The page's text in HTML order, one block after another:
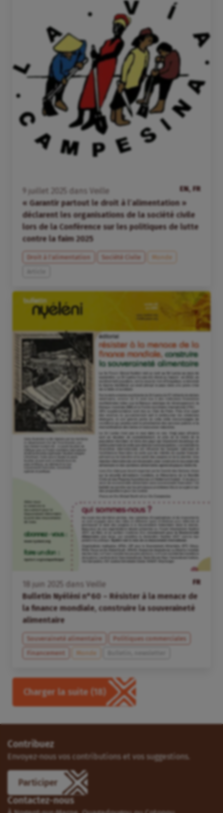
EN, FR
juillet dans
Veille
« Garantir partout le droit à l’alimentation »
déclarent les organisations de la société civile
lors de la Conférence sur les politiques de lutte
contre la faim 2025
Droit à l’alimentation Société Civile
Monde
FR
juin dans
Veille
Bulletin Nyéléni n°60 – Résister à la menace de
la finance mondiale, construire la souveraineté
alimentaire
Souveraineté alimentaire
Politiques commerciales
Financement
Monde
Charger la suite (18)
Contribuez
Envoyez-nous vos contributions et vos suggestions.
Participer
Contactez-nous